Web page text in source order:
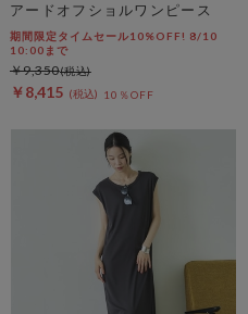
アードオフショルワンピース
期間限定タイムセール10%OFF! 8/10
10:00まで
￥8,415 10％OFF
￥9,350